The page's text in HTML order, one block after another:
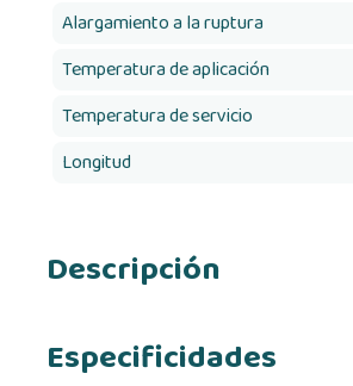
Alargamiento a la ruptura
Temperatura de aplicación
Temperatura de servicio
Longitud
Descripción
Especificidades